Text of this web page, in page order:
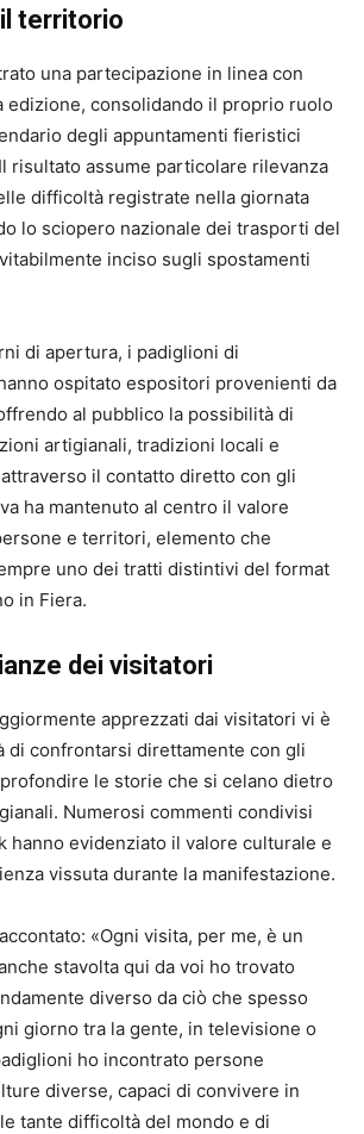
territorio
una partecipazione in linea con
edizione, consolidando il proprio ruolo
degli appuntamenti fieristici
risultato assume particolare rilevanza
difficoltà registrate nella giornata
lo sciopero nazionale dei trasporti del
inciso sugli spostamenti
di apertura, i padiglioni di
ospitato espositori provenienti da
al pubblico la possibilità di
artigianali, tradizioni locali e
il contatto diretto con gli
ha mantenuto al centro il valore
e territori, elemento che
uno dei tratti distintivi del format
in Fiera.
dei visitatori
apprezzati dai visitatori vi è
di confrontarsi direttamente con gli
le storie che si celano dietro
Numerosi commenti condivisi
hanno evidenziato il valore culturale e
vissuta durante la manifestazione.
«Ogni visita, per me, è un
stavolta qui da voi ho trovato
diverso da ciò che spesso
giorno tra la gente, in televisione o
ho incontrato persone
diverse, capaci di convivere in
tante difficoltà del mondo e di